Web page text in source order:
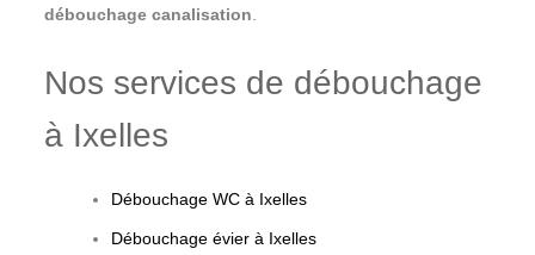
débouchage canalisation
Nos services de débouchage
à Ixelles
Débouchage WC à Ixelles
Débouchage évier à Ixelles